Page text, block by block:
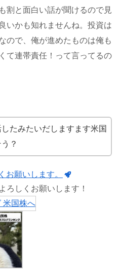
割と面白い話が聞けるので見
いかも知れませんね。投資は
ので、俺が進めたものは俺も
て連帯責任！って言ってるの
たみたいだしますます米国
？
お願いします。
ろしくお願いします！